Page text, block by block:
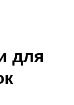
для